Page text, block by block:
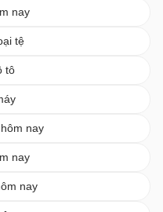
nay
tệ
tô
nay
nay
nay